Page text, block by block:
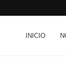
INICIO